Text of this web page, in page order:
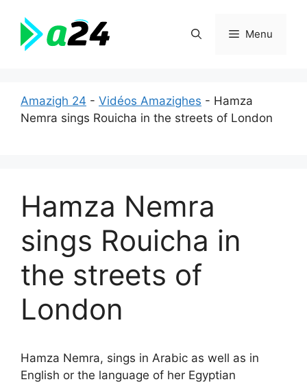
contenu
Menu
Amazigh 24 - Vidéos Amazighes - Hamza
Nemra sings Rouicha in the streets of London
Hamza Nemra
sings Rouicha in
the streets of
London
Hamza Nemra, sings in Arabic as well as in
English or the language of her Egyptian